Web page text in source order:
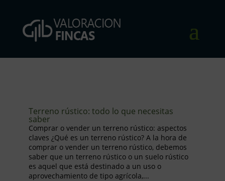
Terreno rústico: todo lo que necesitas
saber
Comprar o vender un terreno rústico: aspectos
claves ¿Qué es un terreno rústico? A la hora de
comprar o vender un terreno rústico, debemos
saber que un terreno rústico o un suelo rústico
es aquel que está destinado a un uso o
aprovechamiento de tipo agrícola,...